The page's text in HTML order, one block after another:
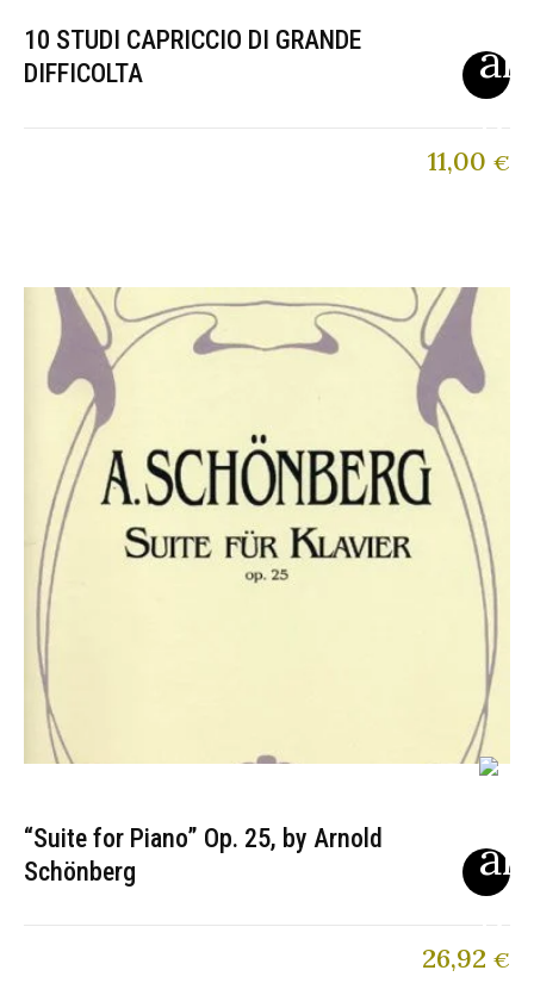
10 STUDI CAPRICCIO DI GRANDE
DIFFICOLTA
11,00 €
“Suite for Piano” Op. 25, by Arnold
Schönberg
26,92 €